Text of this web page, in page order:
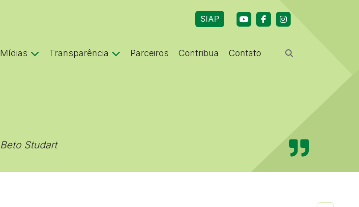
SIAP
Mídias Transparência Parceiros Contribua Contato
Beto Studart